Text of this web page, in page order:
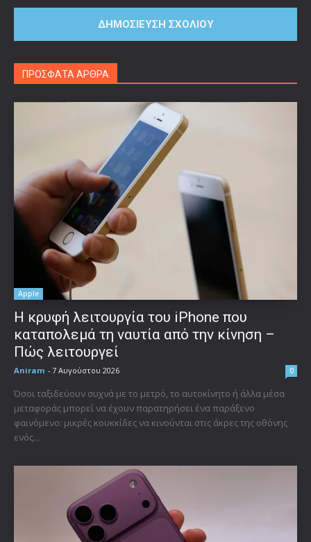
ΠΡΟΣΦΑΤΑ ΑΡΘΡΑ
Apple
Η κρυφή λειτουργία του iPhone που
καταπολεμά τη ναυτία από την κίνηση –
Πώς λειτουργεί
Aniram - 7 Αυγούστου 2026 0
Όσοι ταξιδεύουν συχνά με το μετρό, το αυτοκίνητο ή άλλα μέσα
μεταφοράς μπορεί να έχουν παρατηρήσει ένα παράξενο
φαινόμενο: μικρές κουκκίδες να κινούνται στις άκρες της οθόνης
ενός...